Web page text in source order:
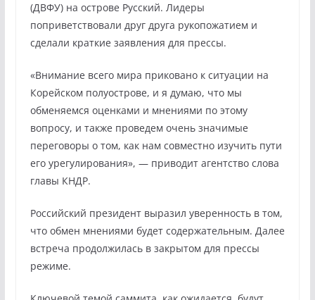
(ДВФУ) на острове Русский. Лидеры
поприветствовали друг друга рукопожатием и
сделали краткие заявления для прессы.
«Внимание всего мира приковано к ситуации на
Корейском полуострове, и я думаю, что мы
обменяемся оценками и мнениями по этому
вопросу, и также проведем очень значимые
переговоры о том, как нам совместно изучить пути
его урегулирования», — приводит агентство слова
главы КНДР.
Российский президент выразил уверенность в том,
что обмен мнениями будет содержательным. Далее
встреча продолжилась в закрытом для прессы
режиме.